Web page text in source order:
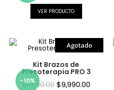
VER PRODUCTO
Agotado
-10%
Kit Brazos de
Presoterapia PRO 3
$11,090.00 $9,990.00